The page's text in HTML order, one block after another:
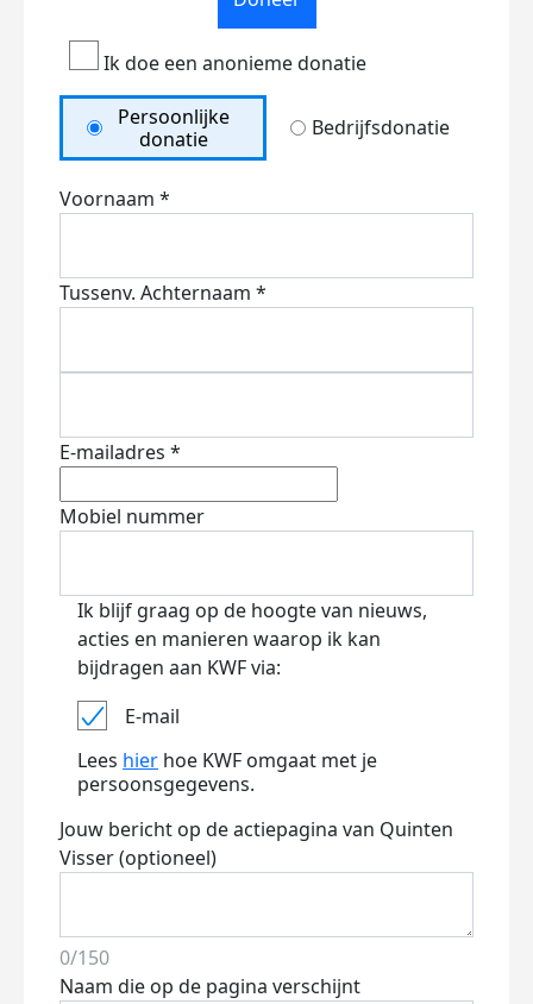
Ik doe een anonieme donatie
Persoonlijke
donatie
Bedrijfsdonatie
Voornaam *
Tussenv. Achternaam *
E-mailadres *
Mobiel nummer
Ik blijf graag op de hoogte van nieuws,
acties en manieren waarop ik kan
bijdragen aan KWF via:
E-mail
Lees hier hoe KWF omgaat met je
persoonsgegevens.
Jouw bericht op de actiepagina van Quinten
Visser (optioneel)
0/150
Naam die op de pagina verschijnt